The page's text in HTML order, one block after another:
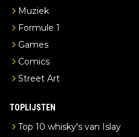
Muziek
Formule 1
Games
Comics
Street Art
TOPLIJSTEN
Top 10 whisky's van Islay